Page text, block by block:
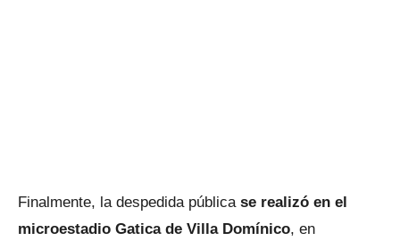
Finalmente, la despedida pública se realizó en el
microestadio Gatica de Villa Domínico, en